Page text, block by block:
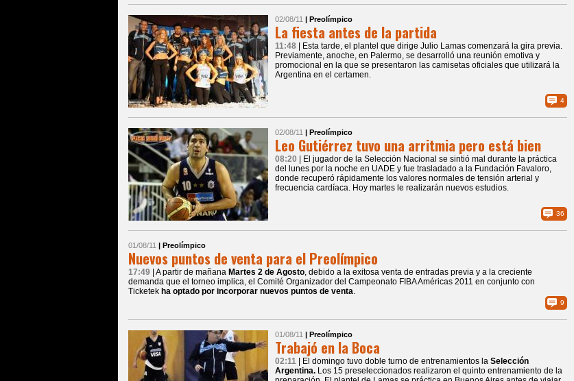
02/08/11 | Preolímpico
La fiesta antes de la partida
11:48
| Esta tarde, el plantel que dirige Julio Lamas comenzará la gira previa.
Previamente, anoche, en Palermo, se desarrolló una reunión emotiva y
promocional en la que se presentaron las camisetas oficiales que utilizará la
Argentina en el certamen.
4
02/08/11 | Preolímpico
Leo Gutiérrez tuvo una arritmia pero está bien
08:20
| El jugador de la Selección Nacional se sintió mal durante la práctica
del lunes por la noche en UADE y fue trasladado a la Fundación Favaloro,
donde recuperó rápidamente los valores normales de tensión arterial y
frecuencia cardíaca. Hoy martes le realizarán nuevos estudios.
36
01/08/11 | Preolímpico
Nuevos puntos de venta para el Preolímpico
17:49 | A partir de mañana Martes 2 de Agosto, debido a la exitosa venta de entradas previa y a la creciente
demanda que el torneo implica, el Comité Organizador del Campeonato FIBA Américas 2011 en conjunto con
Ticketek ha optado por incorporar nuevos puntos de venta.
9
01/08/11 | Preolímpico
Trabajó en la Boca
02:11 | El domingo tuvo doble turno de entrenamientos la Selección
Argentina. Los 15 preseleccionados realizaron el quinto entrenamiento de la